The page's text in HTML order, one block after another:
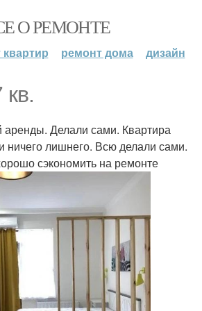
О РЕМОНТЕ
ремонт дома дизайн
Делали сами. Квартира
ничего лишнего. Всю делали сами.
сэкономить на ремонте